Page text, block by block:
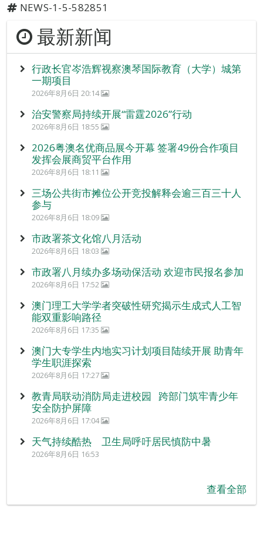
NEWS-1-5-582851
最新新闻
行政长官岑浩辉视察澳琴国际教育（大学）城第
一期项目
2026年8月6日 20:14
治安警察局持续开展“雷霆2026”行动
2026年8月6日 18:55
2026粤澳名优商品展今开幕 签署49份合作项目
发挥会展商贸平台作用
2026年8月6日 18:11
三场公共街市摊位公开竞投解释会逾三百三十人
参与
2026年8月6日 18:09
市政署茶文化馆八月活动
2026年8月6日 18:03
市政署八月续办多场动保活动 欢迎市民报名参加
2026年8月6日 17:52
澳门理工大学学者突破性研究揭示生成式人工智
能双重影响路径
2026年8月6日 17:35
澳门大专学生内地实习计划项目陆续开展 助青年
学生职涯探索
2026年8月6日 17:27
教青局联动消防局走进校园 跨部门筑牢青少年
安全防护屏障
2026年8月6日 17:04
天气持续酷热 卫生局呼吁居民慎防中暑
2026年8月6日 16:53
查看全部